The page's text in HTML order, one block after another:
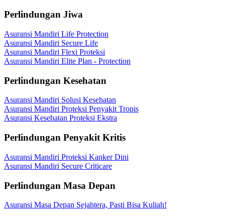
Perlindungan Jiwa
Asuransi Mandiri Life Protection
Asuransi Mandiri Secure Life
Asuransi Mandiri Flexi Proteksi
Asuransi Mandiri Elite Plan - Protection
Perlindungan Kesehatan
Asuransi Mandiri Solusi Kesehatan
Asuransi Mandiri Proteksi Penyakit Tropis
Asuransi Kesehatan Proteksi Ekstra
Perlindungan Penyakit Kritis
Asuransi Mandiri Proteksi Kanker Dini
Asuransi Mandiri Secure Criticare
Perlindungan Masa Depan
Asuransi Masa Depan Sejahtera, Pasti Bisa Kuliah!